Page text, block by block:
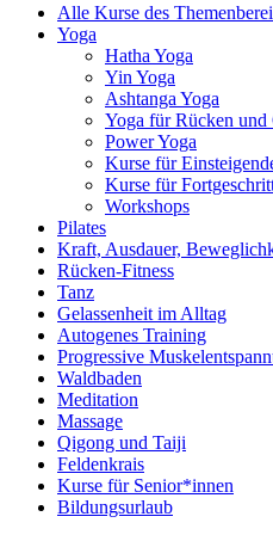
Alle Kurse des
Yoga
Hatha Yoga
Yin Yoga
Ashtanga Yoga
Yoga für Rücken und
Power Yoga
Kurse für
Kurse für
Workshops
Pilates
Kraft, Ausdauer,
Rücken-Fitness
Tanz
Gelassenheit im Alltag
Autogenes Training
Progressive
Waldbaden
Meditation
Massage
Qigong und Taiji
Feldenkrais
Kurse für Senior*innen
Bildungsurlaub